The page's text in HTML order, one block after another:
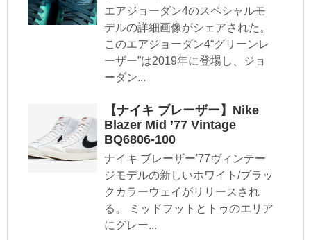
エアジョーダン4のスペシャルモ
デルの詳細画像がシェアされた。
このエアジョーダン4“グリーンレ
ーザー”は2019年に登場し、ジョ
ーダン...
【ナイキ ブレーザー】Nike
Blazer Mid ’77 Vintage
BQ6806-100
ナイキ ブレーザー'77ヴィンテー
ジモデルの新しいホワイト/ブラッ
クカラーウェイがリリースされ
る。 ミッドフットとトゥのエリア
にグレー...